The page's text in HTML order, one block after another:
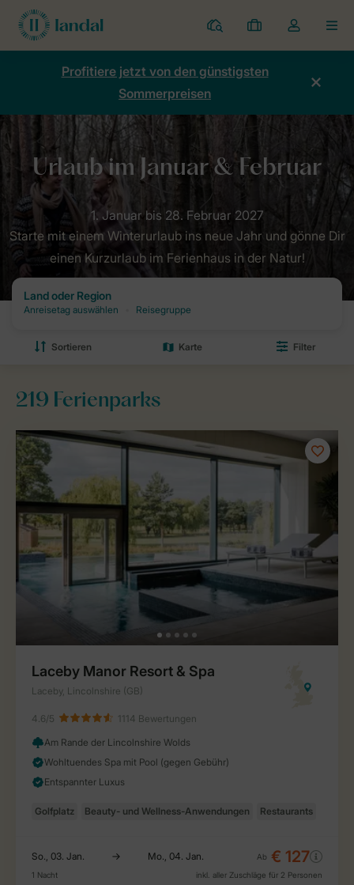
Ferienparks
Meine
Buchungen
Dropdown-
Menü
Kontos
Profitiere jetzt von den günstigsten
Sommerpreisen
Home Angebote Winter
Starte mit einem Winterurlaub ins neue Jahr und gönne Dir
einen Kurzurlaub im Ferienhaus in der Natur!